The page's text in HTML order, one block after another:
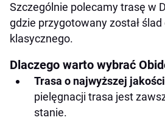
Szczególnie polecamy trasę w
gdzie przygotowany został ślad
klasycznego.
Dlaczego warto wybrać
Trasa o najwyższej
pielęgnacji trasa jest
stanie.